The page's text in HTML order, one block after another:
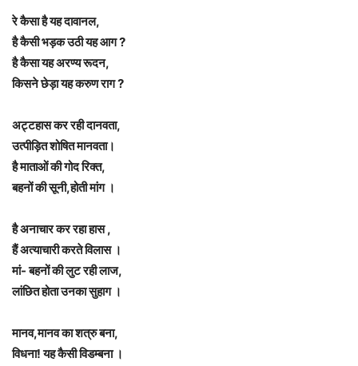
रे कैसा है यह दावानल,
है कैसी भड़क उठी यह आग ?
है कैसा यह अरण्य रूदन,
किसने छेड़ा यह करुण राग ?
अट्टहास कर रही दानवता,
उत्पीड़ित शोषित मानवता।
है माताओं की गोद रिक्त,
बहनों की सूनी,होती मांग ।
है अनाचार कर रहा हास ,
हैं अत्याचारी करते विलास ।
मां- बहनों की लुट रही लाज,
लांछित होता उनका सुहाग ।
मानव,मानव का शत्रु बना,
विधना! यह कैसी विडम्बना ।